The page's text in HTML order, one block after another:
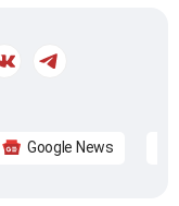
Google News